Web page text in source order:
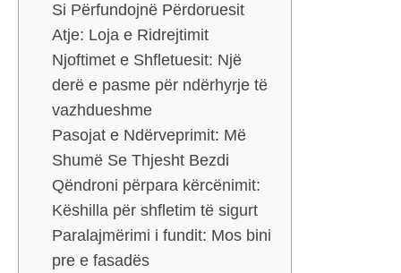
Si Përfundojnë Përdoruesit
Atje: Loja e Ridrejtimit
Njoftimet e Shfletuesit: Një
derë e pasme për ndërhyrje të
vazhdueshme
Pasojat e Ndërveprimit: Më
Shumë Se Thjesht Bezdi
Qëndroni përpara kërcënimit:
Këshilla për shfletim të sigurt
Paralajmërimi i fundit: Mos bini
pre e fasadës